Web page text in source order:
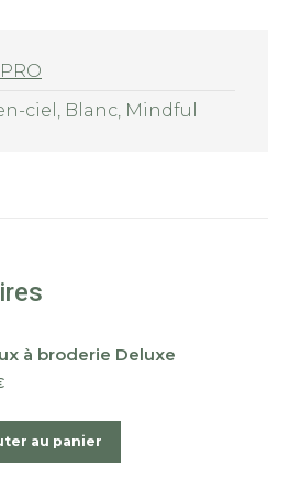
ciel, Blanc, Mindful
à broderie Deluxe
au panier